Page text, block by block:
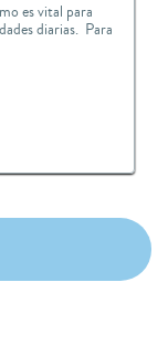
es vital para
diarias. Para